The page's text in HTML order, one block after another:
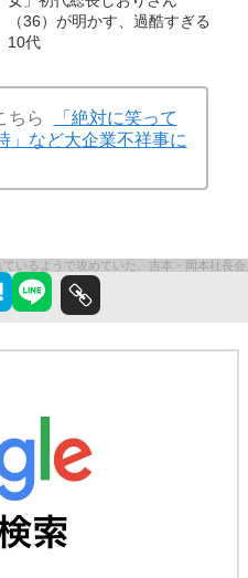
（36）が明かす、過酷すぎる
10代
ちら
「絶対に笑って
」など大企業不祥事に
ているようで攻めていた、吉本・岡本社長